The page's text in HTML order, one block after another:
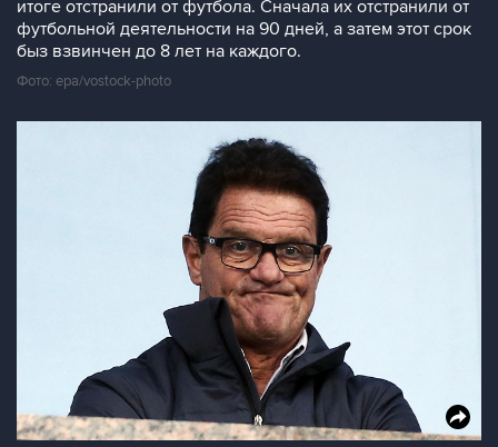
итоге отстранили от футбола. Сначала их отстранили от
футбольной деятельности на 90 дней, а затем этот срок
быз взвинчен до 8 лет на каждого.
Фото: epa/vostock-photo